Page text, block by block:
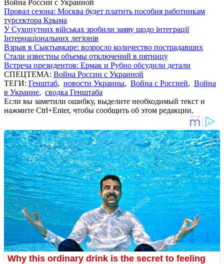
Война России с Украиной
Провал сезона: Москва будет платить пособия работникам
турсектора Крыма
У Сухопутних військах зробили заяву щодо інтеграції
Інтернаціональних легіонів
Взрыв в Сыктывкаре: возросло количество пострадавших
Стали известны объемы отключений в пятницу
Встреча президентов: Ермак и Рубио обсудили детали
СПЕЦТЕМА: Война России с Украиной
ТЕГИ: Генштаб, новости Украины, Война с Россией, Война
в Украине, сводка Генштаба
Если вы заметили ошибку, выделите необходимый текст и
нажмите Ctrl+Enter, чтобы сообщить об этом редакции.